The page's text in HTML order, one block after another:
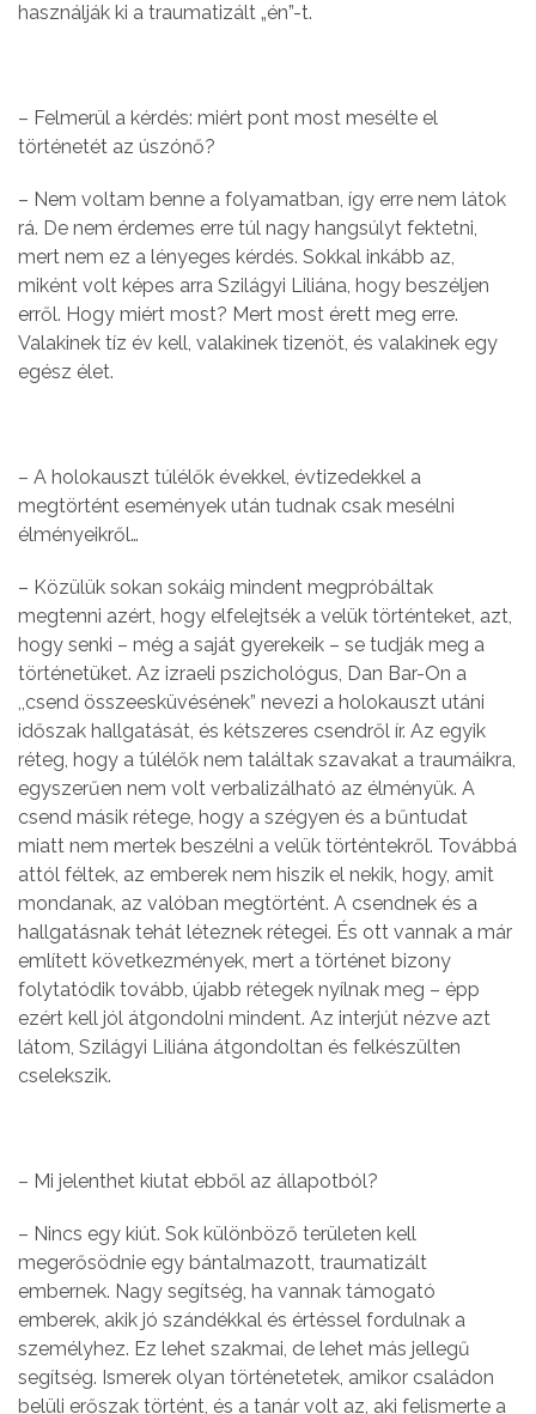
használják ki a traumatizált „én”-t.
– Felmerül a kérdés: miért pont most mesélte el
történetét az úszónő?
– Nem voltam benne a folyamatban, így erre nem látok
rá. De nem érdemes erre túl nagy hangsúlyt fektetni,
mert nem ez a lényeges kérdés. Sokkal inkább az,
miként volt képes arra Szilágyi Liliána, hogy beszéljen
erről. Hogy miért most? Mert most érett meg erre.
Valakinek tíz év kell, valakinek tizenöt, és valakinek egy
egész élet.
– A holokauszt túlélők évekkel, évtizedekkel a
megtörtént események után tudnak csak mesélni
élményeikről…
– Közülük sokan sokáig mindent megpróbáltak
megtenni azért, hogy elfelejtsék a velük történteket, azt,
hogy senki – még a saját gyerekeik – se tudják meg a
történetüket. Az izraeli pszichológus, Dan Bar-On a
,,csend összeesküvésének” nevezi a holokauszt utáni
időszak hallgatását, és kétszeres csendről ír. Az egyik
réteg, hogy a túlélők nem találtak szavakat a traumáikra,
egyszerűen nem volt verbalizálható az élményük. A
csend másik rétege, hogy a szégyen és a bűntudat
miatt nem mertek beszélni a velük történtekről. Továbbá
attól féltek, az emberek nem hiszik el nekik, hogy, amit
mondanak, az valóban megtörtént. A csendnek és a
hallgatásnak tehát léteznek rétegei. És ott vannak a már
említett következmények, mert a történet bizony
folytatódik tovább, újabb rétegek nyílnak meg – épp
ezért kell jól átgondolni mindent. Az interjút nézve azt
látom, Szilágyi Liliána átgondoltan és felkészülten
cselekszik.
– Mi jelenthet kiutat ebből az állapotból?
– Nincs egy kiút. Sok különböző területen kell
megerősödnie egy bántalmazott, traumatizált
embernek. Nagy segítség, ha vannak támogató
emberek, akik jó szándékkal és értéssel fordulnak a
személyhez. Ez lehet szakmai, de lehet más jellegű
segítség. Ismerek olyan történetetek, amikor családon
belüli erőszak történt, és a tanár volt az, aki felismerte a